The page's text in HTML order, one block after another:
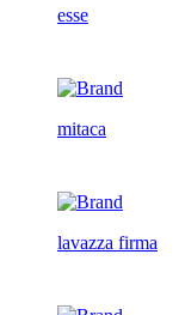
esse
mitaca
lavazza firma